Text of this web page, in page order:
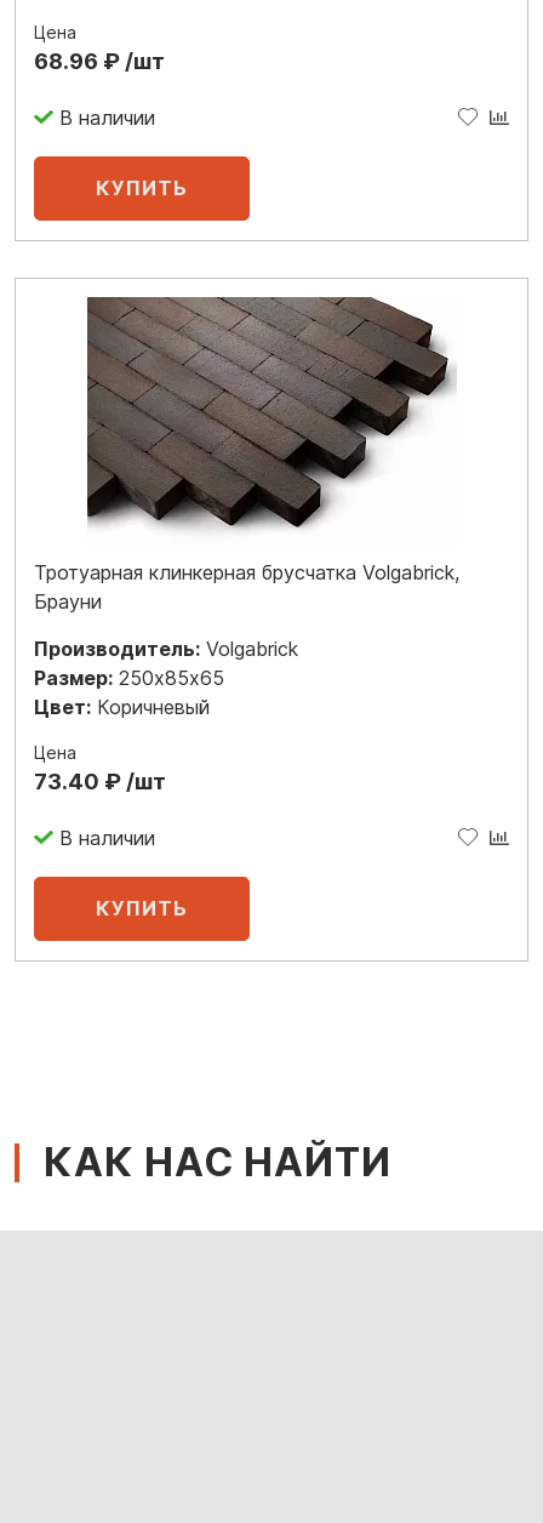
Цена
68.96 ₽ /шт
В наличии
Тротуарная клинкерная брусчатка Volgabrick,
Брауни
Производитель: Volgabrick
Размер: 250х85х65
Цвет: Коричневый
Цена
73.40 ₽ /шт
В наличии
КАК НАС НАЙТИ